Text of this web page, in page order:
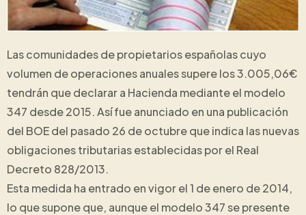
Las comunidades de propietarios españolas cuyo
volumen de operaciones anuales supere los 3.005,06€
tendrán que declarar a Hacienda mediante el modelo
347 desde 2015. Así fue anunciado en una publicación
del BOE del pasado 26 de octubre que indica las nuevas
obligaciones tributarias establecidas por el Real
Decreto 828/2013.
Esta medida ha entrado en vigor el 1 de enero de 2014,
lo que supone que, aunque el modelo 347 se presente